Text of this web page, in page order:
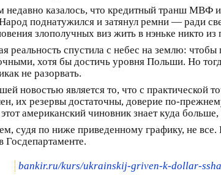
недавно казалось, что кредитный транш МВФ
поднатужился и затянул ремни — ради
злополучных виз жить в нэньке никто
реальность спустила с небес на землю:
хотя бы достичь уровня Польши. Но
не разорвать.
новостью является то, что с
их резервы достаточны, доверие по-
американский чиновник знает куда
судя по ниже приведенному графику, не все.
Госдепартаменте.
bankir.ru/kurs/ukrainskij-griven-k-dollar-ssha